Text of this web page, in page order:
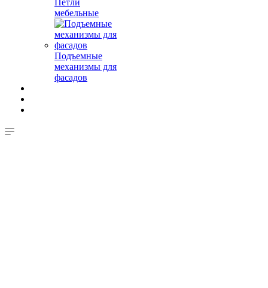
Петли
мебельные
Подъемные
механизмы для
фасадов